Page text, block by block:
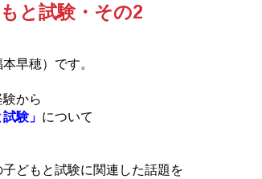
と試験・その2
早穂）です。
から
験」 について
どもと試験に関連した話題を